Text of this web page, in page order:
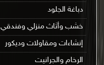
دباغة الجلود
خشب وأثاث منزلي وفندقي
إنشاءات ومقاولات وديكور
الرخام والجرانيت